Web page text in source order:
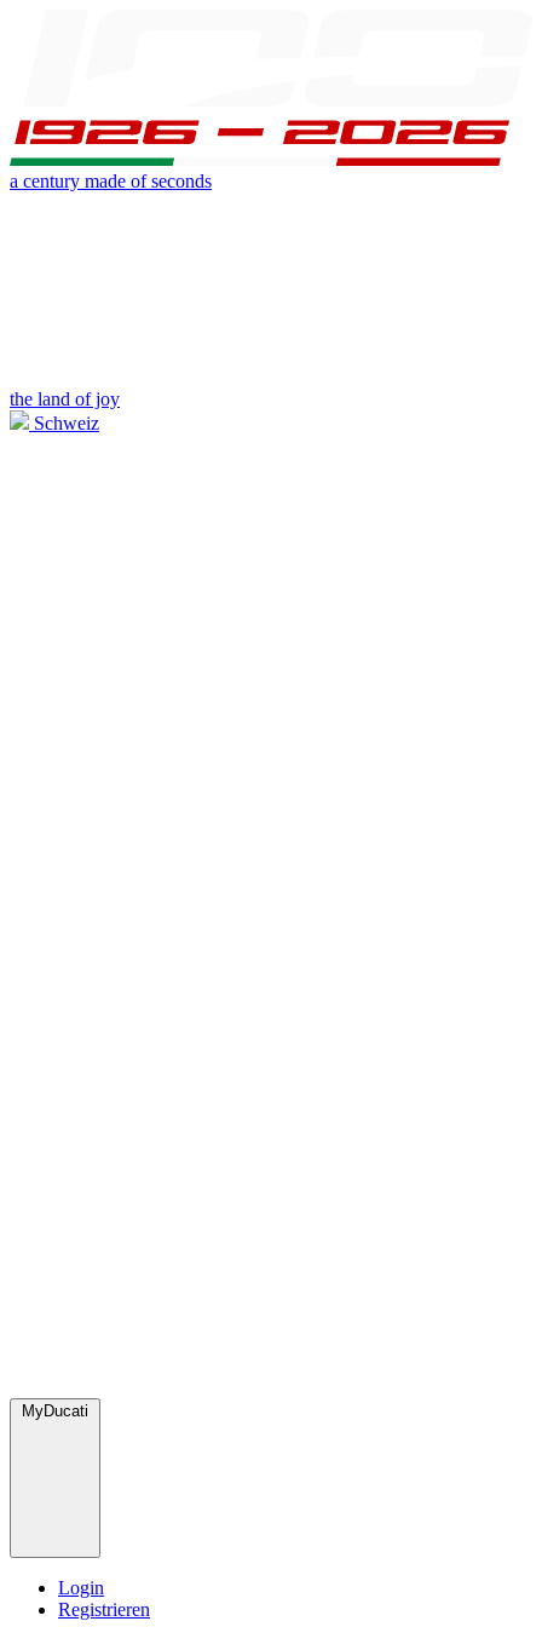
a century made of seconds
the land of joy
Schweiz
MyDucati
Login
Registrieren